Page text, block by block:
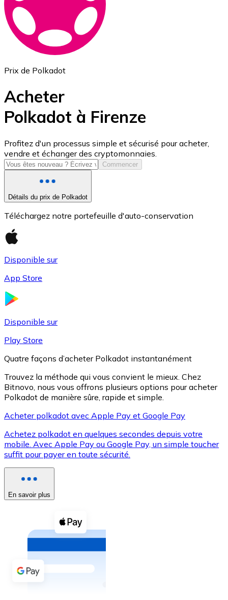
ETH
USD Coin
USDC
XRP
XRP
Voir toutes
Coupons crypto
Achetez des cryptomonnaies en espèces et d'autres
Acheter avec espèces
Virement SEPA
Prix de Polkadot
Acheter
Polkadot à Firenze
Profitez d'un processus simple et sécurisé pour acheter,
vendre et échanger des cryptomonnaies.
Commencer
Détails du prix de Polkadot
Téléchargez notre portefeuille d'auto-conservation
Disponible sur
App Store
Disponible sur
Play Store
Quatre façons d’acheter Polkadot instantanément
Trouvez la méthode qui vous convient le mieux. Chez
Bitnovo, nous vous offrons plusieurs options pour acheter
Polkadot de manière sûre, rapide et simple.
Acheter polkadot avec Apple Pay et Google Pay
Achetez polkadot en quelques secondes depuis votre
mobile. Avec Apple Pay ou Google Pay, un simple toucher
suffit pour payer en toute sécurité.
En savoir plus